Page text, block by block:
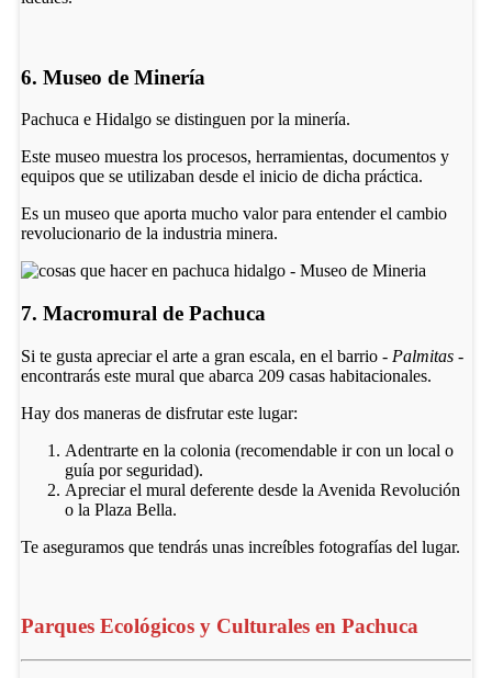
6. Museo de Minería
Pachuca e Hidalgo se distinguen por la minería.
Este museo muestra los procesos, herramientas, documentos y
equipos que se utilizaban desde el inicio de dicha práctica.
Es un museo que aporta mucho valor para entender el cambio
revolucionario de la industria minera.
7. Macromural de Pachuca
Si te gusta apreciar el arte a gran escala, en el barrio - Palmitas -
encontrarás este mural que abarca 209 casas habitacionales.
Hay dos maneras de disfrutar este lugar:
Adentrarte en la colonia (recomendable ir con un local o
guía por seguridad).
Apreciar el mural deferente desde la Avenida Revolución
o la Plaza Bella.
Te aseguramos que tendrás unas increíbles fotografías del lugar.
Parques Ecológicos y Culturales en Pachuca